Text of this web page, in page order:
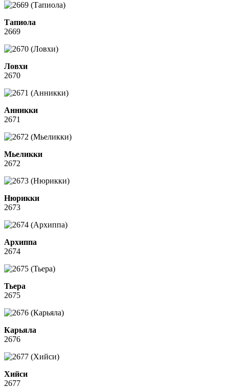
Тапиола
2669
Ловхи
2670
Анникки
2671
Мьеликки
2672
Нюрикки
2673
Архиппа
2674
Тьера
2675
Карьяла
2676
Хийси
2677